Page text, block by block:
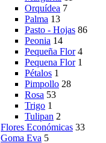
Orquídea 7
Palma 13
Pasto - Hojas 86
Peonia 14
Pequeña Flor 4
Pequena Flor 1
Pétalos 1
Pimpollo 28
Rosa 53
Trigo 1
Tulipan 2
Flores Económicas 33
Goma Eva 5